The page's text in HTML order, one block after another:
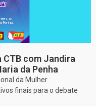
CTB com Jandira
da Penha
da Mulher
finais para o debate